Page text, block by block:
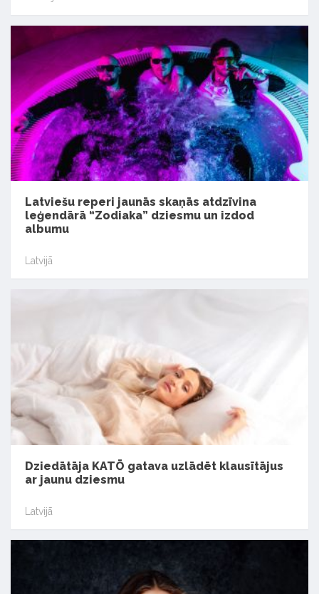
Latviešu reperi jaunās skaņās atdzīvina
leģendārā “Zodiaka” dziesmu un izdod
albumu
Latvijā
Dziedātāja KATŌ gatava uzlādēt klausītājus
ar jaunu dziesmu
Latvijā